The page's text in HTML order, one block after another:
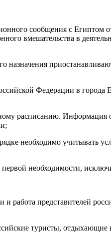
сообщения с Египтом
вмешательства в
назначения
Федерации в города
расписанию. Информация
необходимо учитывать
необходимости,
работа представителей
туристы, отдыхающие